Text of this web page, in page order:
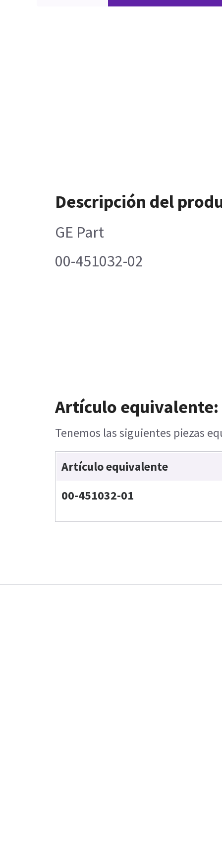
Descripción del
GE Part
00-451032-02
Artículo equivalente:
Tenemos las siguientes piezas
Artículo equivalente
00-451032-01